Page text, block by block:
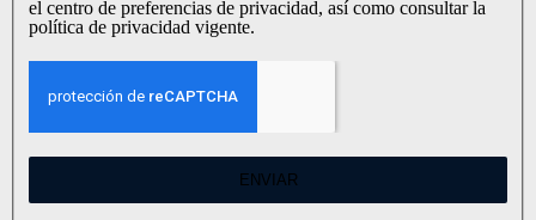
el centro de preferencias de privacidad, así como consultar la
política de privacidad vigente.
ENVIAR